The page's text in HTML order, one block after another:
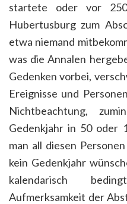
startete oder vor
Hubertusburg zum
etwa niemand
was die Annalen
Gedenken vorbei,
Ereignisse und
Nichtbeachtung,
Gedenkjahr in 50 oder
man all diesen
kein Gedenkjahr
kalendarisch
Aufmerksamkeit der